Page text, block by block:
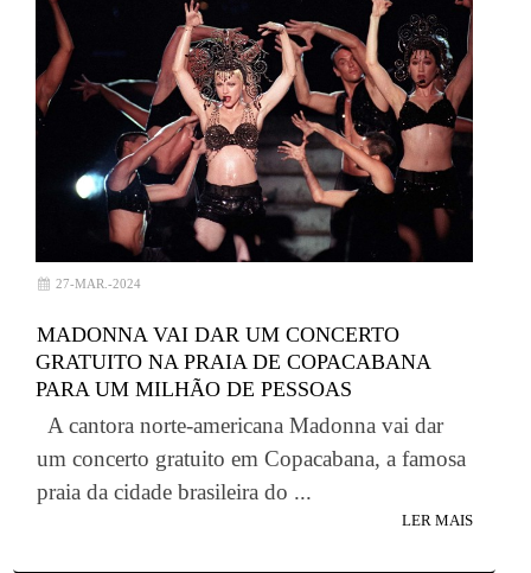
27-MAR.-2024
MADONNA VAI DAR UM CONCERTO
GRATUITO NA PRAIA DE COPACABANA
PARA UM MILHÃO DE PESSOAS
A cantora norte-americana Madonna vai dar
um concerto gratuito em Copacabana, a famosa
praia da cidade brasileira do ...
LER MAIS